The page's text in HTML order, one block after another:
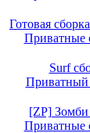
Готовая
Приватные
Surf
Приватный
[ZP] Зомби
Приватные